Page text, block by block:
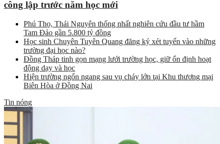
công lập trước năm học mới
Phú Thọ, Thái Nguyên thống nhất nghiên cứu đầu tư hầm
Tam Đảo gần 5.800 tỷ đồng
Học sinh Chuyên Tuyên Quang đăng ký xét tuyển vào những
trường đại học nào?
Đồng Tháp tinh gọn mạng lưới trường học, giữ ổn định hoạt
động dạy và học
Hiện trường ngổn ngang sau vụ cháy lớn tại Khu thương mại
Biên Hòa ở Đồng Nai
Tin nóng